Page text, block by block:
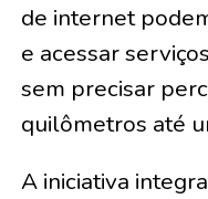
de internet
e acessar
sem precisar
quilômetros até
A iniciativa